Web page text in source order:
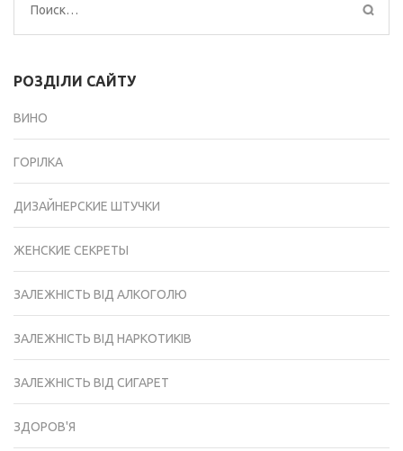
Найти:
РОЗДІЛИ САЙТУ
ВИНО
ГОРІЛКА
ДИЗАЙНЕРСКИЕ ШТУЧКИ
ЖЕНСКИЕ СЕКРЕТЫ
ЗАЛЕЖНІСТЬ ВІД АЛКОГОЛЮ
ЗАЛЕЖНІСТЬ ВІД НАРКОТИКІВ
ЗАЛЕЖНІСТЬ ВІД СИГАРЕТ
ЗДОРОВ'Я